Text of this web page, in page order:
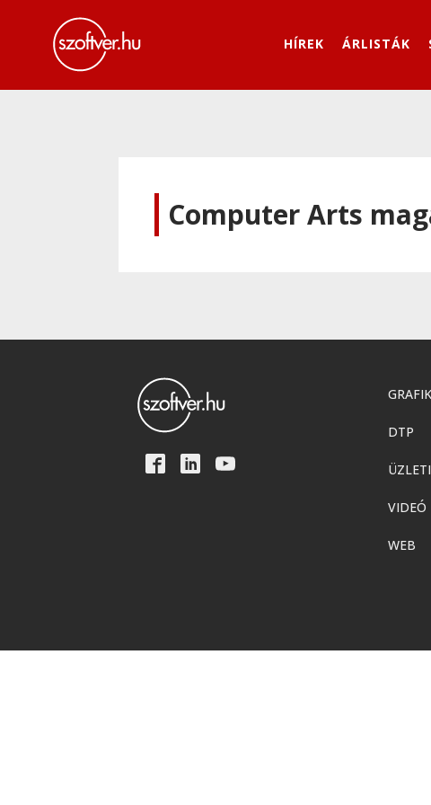
HÍREK ÁRLISTÁK
Computer Arts
DTP
VIDEÓ
WEB